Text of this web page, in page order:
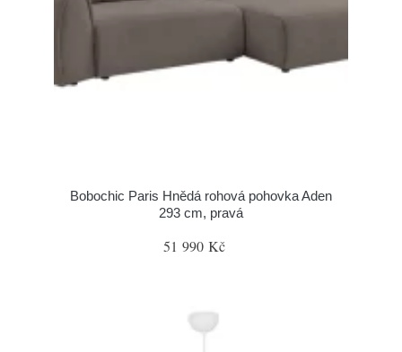
Bobochic Paris Hnědá rohová pohovka Aden
293 cm, pravá
51 990 Kč